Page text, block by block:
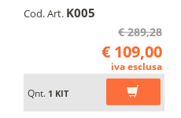
Cod. Art. K005
€ 289,28
€ 109,00
iva esclusa
Qnt. 1 KIT